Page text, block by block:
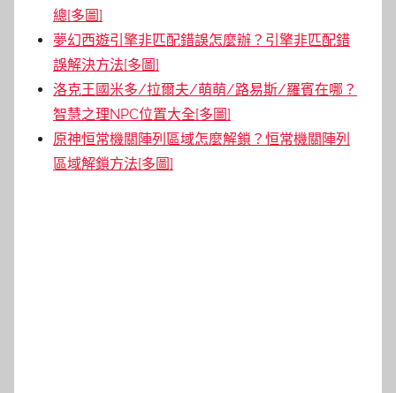
總[多圖]
夢幻西遊引擎非匹配錯誤怎麼辦？引擎非匹配錯
誤解決方法[多圖]
洛克王國米多/拉爾夫/萌萌/路易斯/羅賓在哪？
智慧之理NPC位置大全[多圖]
原神恒常機關陣列區域怎麼解鎖？恒常機關陣列
區域解鎖方法[多圖]